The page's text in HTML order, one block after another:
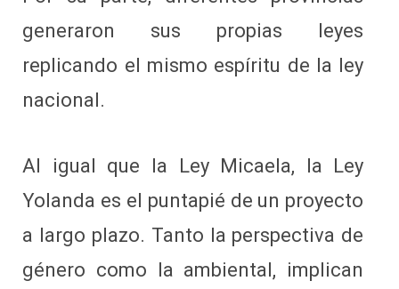
generaron sus propias leyes
replicando el mismo espíritu de la ley
nacional.
Al igual que la Ley Micaela, la Ley
Yolanda es el puntapié de un proyecto
a largo plazo. Tanto la perspectiva de
género como la ambiental, implican